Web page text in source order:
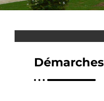
Démarches